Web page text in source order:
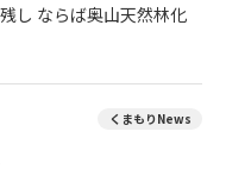
し ならば奥山天然林化
くまもりNews